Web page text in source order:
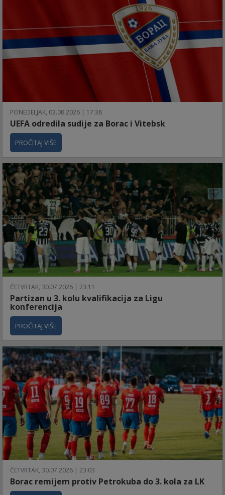
PONEDELJAK, 03.08.2026 | 17:38
UEFA odredila sudije za Borac i Vitebsk
PROČITAJ VIŠE
ČETVRTAK, 30.07.2026 | 23:11
Partizan u 3. kolu kvalifikacija za Ligu
konferencija
PROČITAJ VIŠE
ČETVRTAK, 30.07.2026 | 23:03
Borac remijem protiv Petrokuba do 3. kola za LK